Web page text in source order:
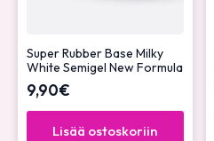
Super Rubber Base Milky
White Semigel New Formula
9,90€
Lisää ostoskoriin